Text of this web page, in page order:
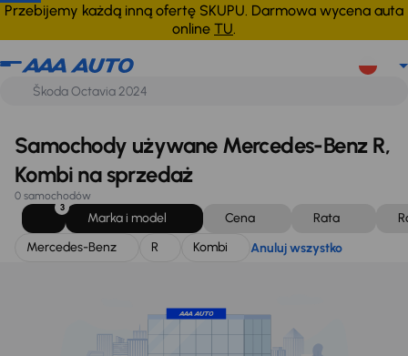
Przebijemy każdą inną ofertę SKUPU. Darmowa wycena auta
online TU.
Mercedes-Benz R Kombi Anuluj wszystko
Samochody używane Mercedes-Benz R,
Kombi na sprzedaż
0 samochodów
3
Marka i model Cena Rata
Mercedes-Benz
R Kombi Anuluj wszystko